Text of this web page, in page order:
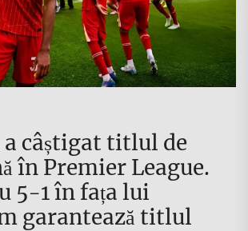
câștigat titlul de
în Premier League.
5-1 în fața lui
garantează titlul